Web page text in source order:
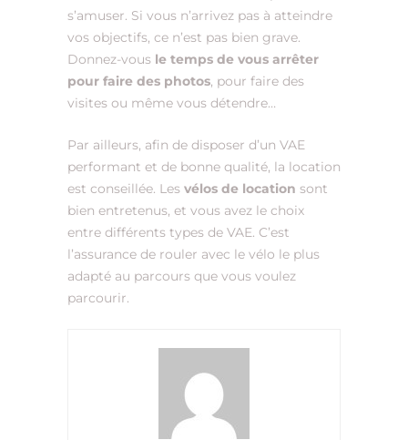
s’amuser. Si vous n’arrivez pas à atteindre
vos objectifs, ce n’est pas bien grave.
Donnez-vous le temps de vous arrêter
pour faire des photos, pour faire des
visites ou même vous détendre…
Par ailleurs, afin de disposer d’un VAE
performant et de bonne qualité, la location
est conseillée. Les vélos de location sont
bien entretenus, et vous avez le choix
entre différents types de VAE. C’est
l’assurance de rouler avec le vélo le plus
adapté au parcours que vous voulez
parcourir.